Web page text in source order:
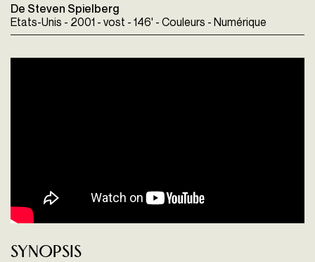
De Steven Spielberg
Etats-Unis - 2001 - vost - 146' - Couleurs - Numérique
Synopsis